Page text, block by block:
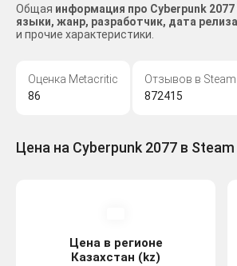
Общая информация про Cyberpunk
языки, жанр, разработчик, дата
и прочие характеристики.
Оценка Metacritic
86
Отзывов в Steam
872415
Цена на Cyberpunk 2077 в Steam
Цена в регионе
Казахстан (kz)